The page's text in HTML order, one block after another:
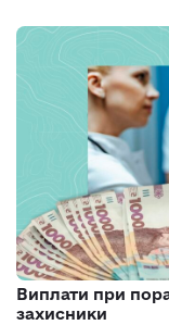
Виплати при
захисники